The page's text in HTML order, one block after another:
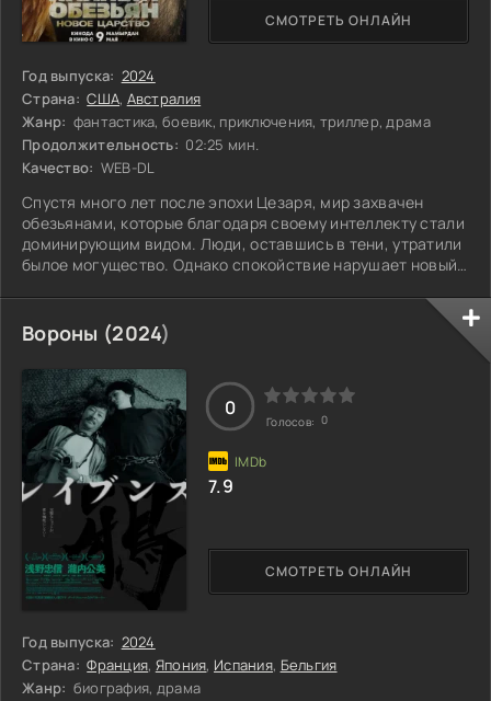
Год выпуска: 2024
Страна: США, Австралия
Жанр: фантастика, боевик, приключения, триллер, драма
Продолжительность: 02:25 мин.
Качество: WEB-DL
Спустя много лет после эпохи Цезаря, мир захвачен
обезьянами, которые благодаря своему интеллекту стали
доминирующим видом. Люди, оставшись в тени, утратили
былое могущество. Однако спокойствие нарушает новый
амбициозные планы расширения границ своей империи. В
это время молодой шимпанзе отправляется в
рискованное путешествие, которое меняет его
представления о прошлом и заставляет переосмыслить
истинные ценности. В его руках оказывается судьба
обоих
СМОТРЕТЬ ОНЛАЙН
Вороны (2024)
Год выпуска: 2024
Страна: Франция, Япония, Испания, Бельгия
Жанр: биография, драма
СМОТРЕТЬ ОНЛАЙН
0
Голосов: 0
7.9